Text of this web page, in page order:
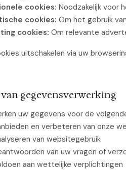
cookies: Noodzakelijk voor
cookies: Om het gebruik
cookies: Om relevante
uitschakelen via uw
van gegevensverwerking
uw gegevens voor de
en verbeteren van onze
van websitegebruik
van uw vragen of
aan wettelijke verplichtingen